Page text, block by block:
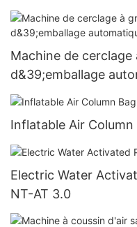
Machine de
d&39;emballage
Inflatable Air
Electric Water
NT-AT 3.0